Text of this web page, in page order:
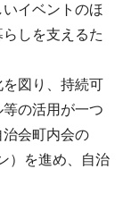
イベントのほ
しを支えるた
図り、持続可
の活用が一つ
会町内会の
）を進め、自治